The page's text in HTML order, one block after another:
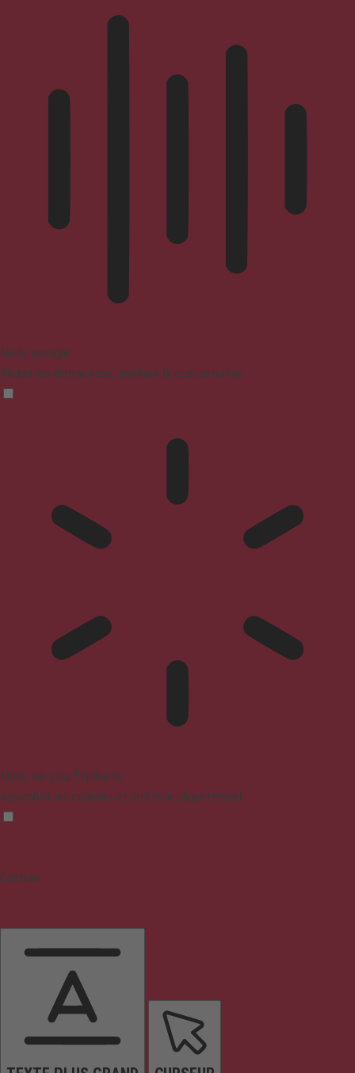
Mode aveugle
Réduit les distractions, améliore la concentration
Mode sûr pour l'épilepsie
Assombrit les couleurs et arrête le clignotement
Contenu